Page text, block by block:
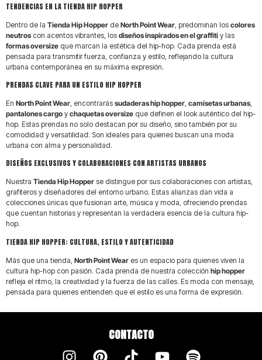
con ropa que tiene una historia real
que contar.
PAGO EN 3 CUOTAS ACUMULA PUNTOS
TENDENCIAS EN LA TIENDA HIP HOPPER
Dentro de la Tienda Hip Hopper de North Point Wear , predominan los colores
neutros con acentos vibrantes, los diseños inspirados en el graffiti y las
formas oversize que marcan la estética del hip-hop. Cada prenda está
pensada para transmitir fuerza, confianza y estilo, reflejando la cultura
urbana contemporánea en su máxima expresión.
PRENDAS CLAVE PARA UN ESTILO HIP HOPPER
En North Point Wear, encontrarás sudaderas hip hopper, camisetas urbanas,
pantalones cargo y chaquetas oversize que definen el look auténtico del hip-
hop. Estas prendas no solo destacan por su diseño, sino también por su
comodidad y versatilidad. Son ideales para quienes buscan una moda
urbana con alma y personalidad.
DISEÑOS EXCLUSIVOS Y COLABORACIONES CON ARTISTAS URBANOS
Nuestra Tienda Hip Hopper se distingue por sus colaboraciones con artistas,
grafiteros y diseñadores del entorno urbano. Estas alianzas dan vida a
colecciones únicas que fusionan arte, música y moda, ofreciendo prendas
que cuentan historias y representan la verdadera esencia de la cultura hip-
hop.
TIENDA HIP HOPPER: CULTURA, ESTILO Y AUTENTICIDAD
Más que una tienda, North Point Wear es un espacio para quienes viven la
cultura hip-hop con pasión. Cada prenda de nuestra colección hip hopper
refleja el ritmo, la creatividad y la fuerza de las calles. Es moda con mensaje,
pensada para quienes entienden que el estilo es una forma de expresión.
CONTACTO